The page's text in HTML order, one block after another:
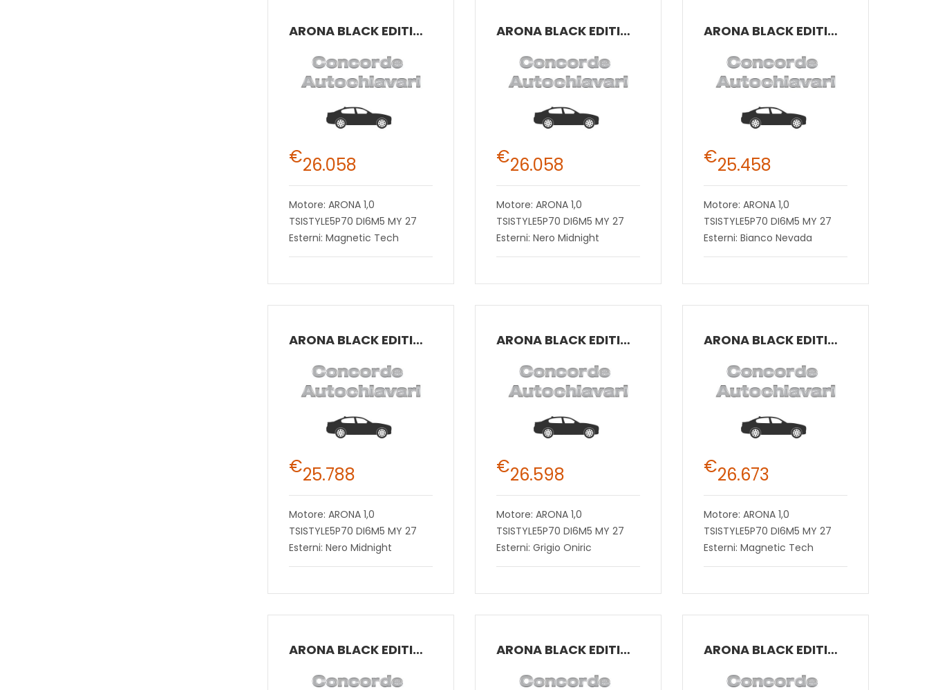
ARONA BLACK EDITION 1.0 ECOTSI 70 KW (95 CV) BENZINA MANUALE 5 MARCE 2WD
€26.058
Motore: ARONA 1,0
TSISTYLE5P70 DI6M5 MY 27
Esterni: Magnetic Tech
ARONA BLACK EDITION 1.0 ECOTSI 70 KW (95 CV) BENZINA MANUALE 5 MARCE 2WD
€26.058
Motore: ARONA 1,0
TSISTYLE5P70 DI6M5 MY 27
Esterni: Nero Midnight
ARONA BLACK EDITION 1.0 ECOTSI 70 KW (95 CV) BENZINA MANUALE 5 MARCE 2WD
€25.458
Motore: ARONA 1,0
TSISTYLE5P70 DI6M5 MY 27
Esterni: Bianco Nevada
ARONA BLACK EDITION 1.0 ECOTSI 70 KW (95 CV) BENZINA MANUALE 5 MARCE 2WD
€25.788
Motore: ARONA 1,0
TSISTYLE5P70 DI6M5 MY 27
Esterni: Nero Midnight
ARONA BLACK EDITION 1.0 ECOTSI 70 KW (95 CV) BENZINA MANUALE 5 MARCE 2WD
€26.598
Motore: ARONA 1,0
TSISTYLE5P70 DI6M5 MY 27
Esterni: Grigio Oniric
ARONA BLACK EDITION 1.0 ECOTSI 70 KW (95 CV) BENZINA MANUALE 5 MARCE 2WD
€26.673
Motore: ARONA 1,0
TSISTYLE5P70 DI6M5 MY 27
Esterni: Magnetic Tech
ARONA BLACK EDITION 1.0 ECOTSI 85 KW (115 CV) BENZINA DSG 7 MARCE 2WD ARONA BLACK EDITION 1.0 ECOTSI 85 KW (115 CV) BENZINA DSG 7 MARCE 2WD ARONA BLACK EDITION 1.0 ECOTSI 85 KW (115 CV) BENZINA DSG 7 MARCE 2WD